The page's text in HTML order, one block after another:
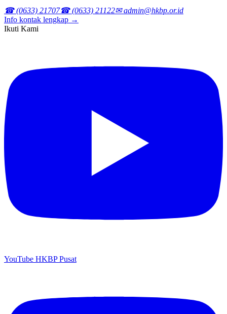
☎ (0633) 21707☎ (0633) 21122✉ admin@hkbp.or.id
Info kontak lengkap →
Ikuti Kami
YouTube HKBP Pusat